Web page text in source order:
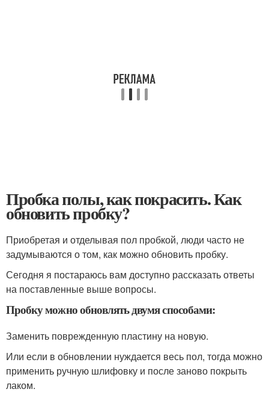
Пробка полы, как покрасить. Как
обновить пробку?
Приобретая и отделывая пол пробкой, люди часто не
задумываются о том, как можно обновить пробку.
Сегодня я постараюсь вам доступно рассказать ответы
на поставленные выше вопросы.
Пробку можно обновлять двумя способами:
Заменить поврежденную пластину на новую.
Или если в обновлении нуждается весь пол, тогда можно
применить ручную шлифовку и после заново покрыть
лаком.